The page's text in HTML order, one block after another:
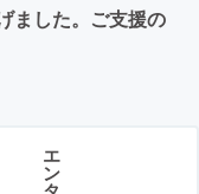
ました。ご支援の
エ
ン